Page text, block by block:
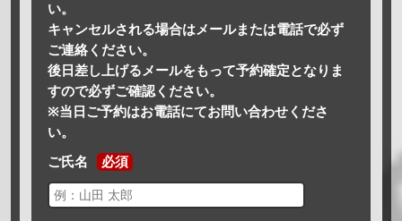
い。
キャンセルされる場合はメールまたは電話で必ず
ご連絡ください。
後日差し上げるメールをもって予約確定となりま
すので必ずご確認ください。
※当日ご予約はお電話にてお問い合わせくださ
い。
ご氏名 必須